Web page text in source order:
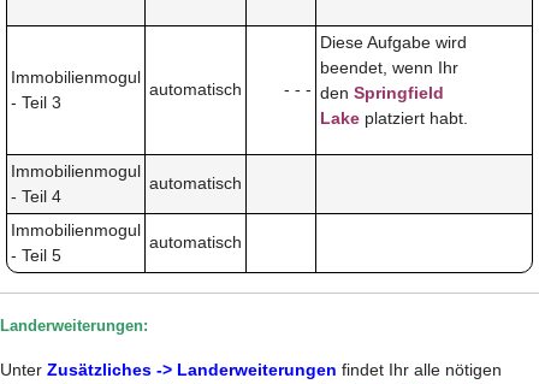
Immobilienmogul
- Teil 3
automatisch - - -
Diese Aufgabe wird
beendet, wenn Ihr
den Springfield
Lake platziert habt.
Immobilienmogul
- Teil 4
automatisch
Immobilienmogul
- Teil 5
automatisch
Landerweiterungen:
Unter Zusätzliches -> Landerweiterungen findet Ihr alle nötigen